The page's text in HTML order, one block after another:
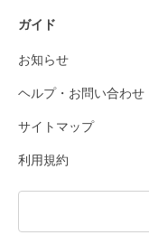
ガイド
お知らせ
ヘルプ・お問い合わせ
サイトマップ
利用規約